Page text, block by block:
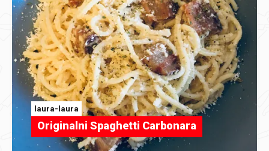
laura-laura
Originalni Spaghetti Carbonara